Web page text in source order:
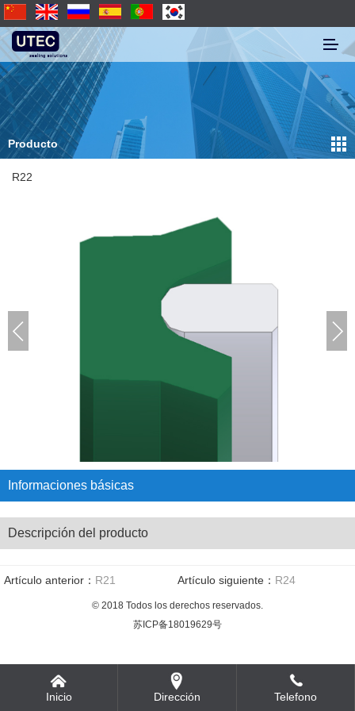
Inicio Dirección Telefono
Producto
R22
Informaciones básicas
Descripción del producto
Artículo anterior： R21 Artículo siguiente： R24
© 2018 Todos los derechos reservados.
苏ICP备18019629号